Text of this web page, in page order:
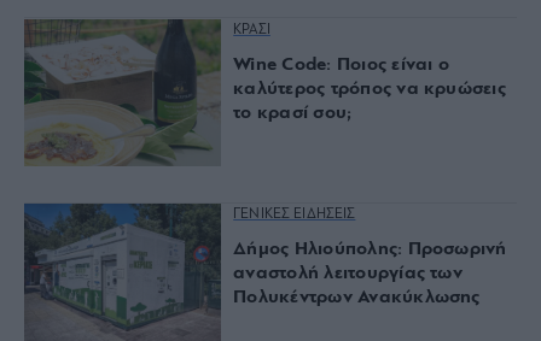
ΚΡΑΣΙ
Wine Code: Ποιος είναι ο
καλύτερος τρόπος να κρυώσεις
το κρασί σου;
ΓΕΝΙΚΕΣ ΕΙΔΗΣΕΙΣ
Δήμος Ηλιούπολης: Προσωρινή
αναστολή λειτουργίας των
Πολυκέντρων Ανακύκλωσης